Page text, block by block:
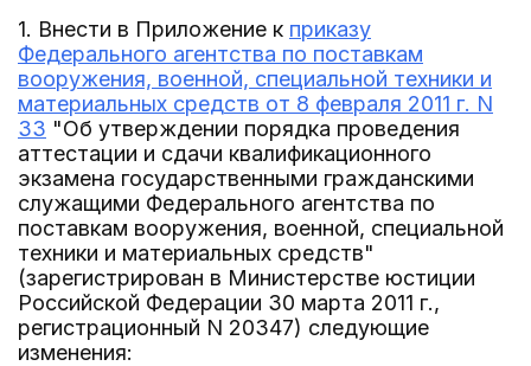
1. Внести в Приложение к приказу
Федерального агентства по поставкам
вооружения, военной, специальной техники и
материальных средств от 8 февраля 2011 г. N
33 "Об утверждении порядка проведения
аттестации и сдачи квалификационного
экзамена государственными гражданскими
служащими Федерального агентства по
поставкам вооружения, военной, специальной
техники и материальных средств"
(зарегистрирован в Министерстве юстиции
Российской Федерации 30 марта 2011 г.,
регистрационный N 20347) следующие
изменения: